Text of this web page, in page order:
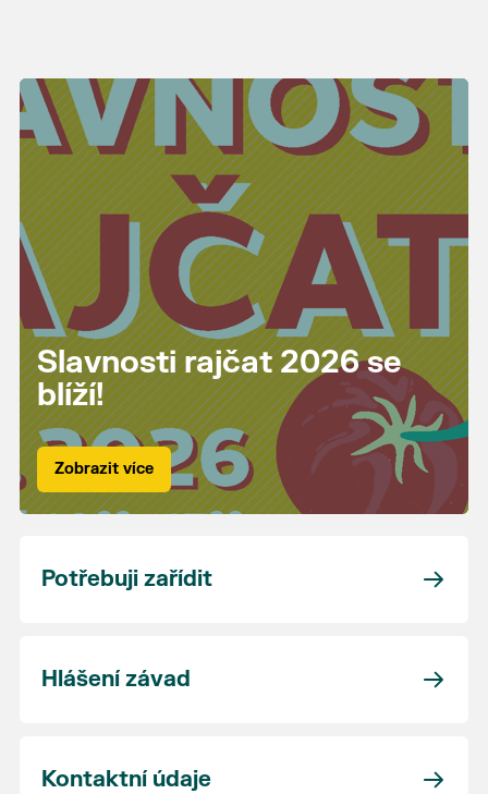
Slavnosti rajčat 2026 se
blíží!
Zobrazit více
Potřebuji zařídit
Hlášení závad
Kontaktní údaje